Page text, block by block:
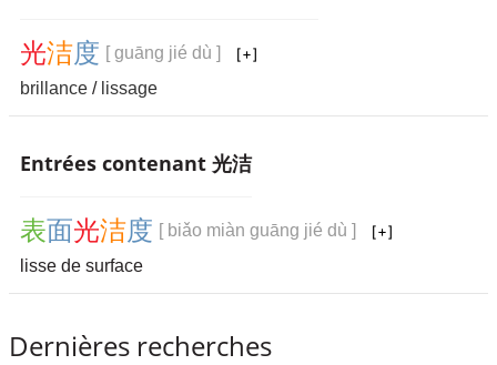
光洁度 [ guāng jié dù ]
brillance / lissage
Entrées contenant 光洁
表面光洁度 [ biǎo miàn guāng jié dù ]
lisse de surface
Dernières recherches